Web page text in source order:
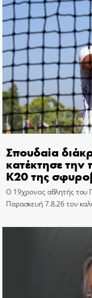
Σπουδαία
κατέκτησε
Κ20 της
Ο 19χρονος αθλητής του
Παρασκευή 7.8.26 τον